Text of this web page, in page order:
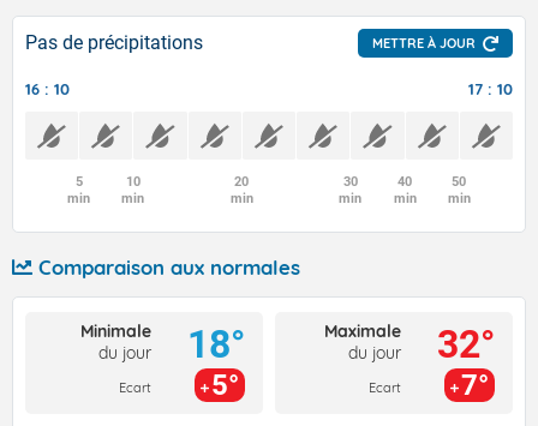
Pas de précipitations METTRE À JOUR
16 : 10 17 : 10
5
min
10
min
20
min
30
min
40
min
50
min
Comparaison aux normales
Minimale
du jour
Ecart
18°
5°
Maximale
du jour
Ecart
32°
7°